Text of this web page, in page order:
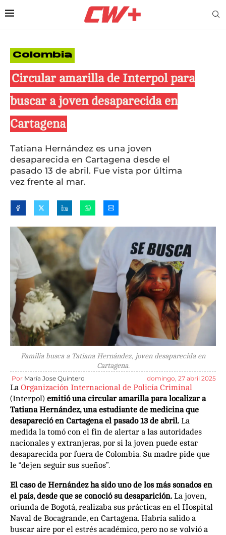
Colombia
Circular amarilla de Interpol para
buscar a joven desaparecida en
Cartagena
Tatiana Hernández es una joven
desaparecida en Cartagena desde el
pasado 13 de abril. Fue vista por última
vez frente al mar.
Familia busca a Tatiana Hernández, joven desaparecida en
Cartagena.
Por María Jose Quintero domingo, 27 abril 2025
La Organización Internacional de Policía Criminal
(Interpol) emitió una circular amarilla para localizar a
Tatiana Hernández, una estudiante de medicina que
desapareció en Cartagena el pasado 13 de abril. La
medida la tomó con el fin de alertar a las autoridades
nacionales y extranjeras, por si la joven puede estar
desaparecida por fuera de Colombia. Su madre pide que
le “dejen seguir sus sueños”.
El caso de Hernández ha sido uno de los más sonados en
el país, desde que se conoció su desaparición. La joven,
oriunda de Bogotá, realizaba sus prácticas en el Hospital
Naval de Bocagrande, en Cartagena. Habría salido a
buscar aire por el estrés académico, pero no se volvió a